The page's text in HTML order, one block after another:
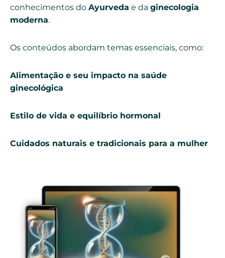
conhecimentos do Ayurveda e da ginecologia
moderna.
Os conteúdos abordam temas essenciais, como:
Alimentação e seu impacto na saúde
ginecológica
Estilo de vida e equilíbrio hormonal
Cuidados naturais e tradicionais para a mulher